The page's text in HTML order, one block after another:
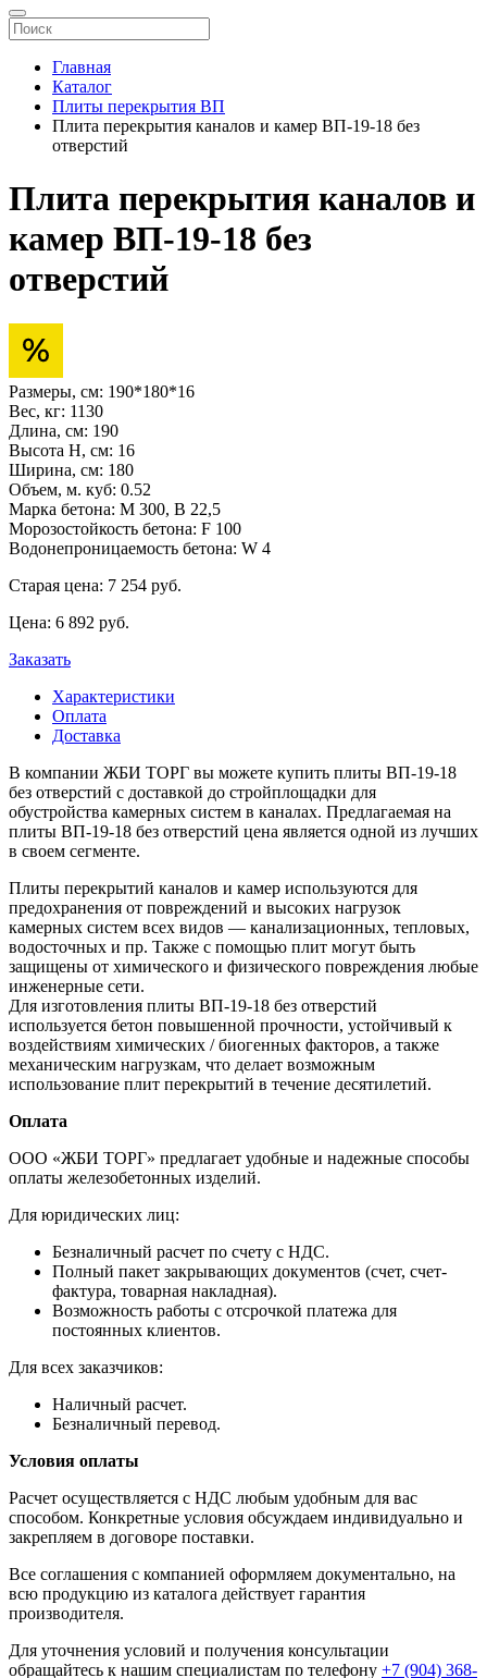
Главная
Каталог
Плиты перекрытия ВП
Плита перекрытия каналов и камер ВП-19-18 без
отверстий
Плита перекрытия каналов и
камер ВП-19-18 без
отверстий
Размеры, см: 190*180*16
Вес, кг: 1130
Длина, см: 190
Высота H, см: 16
Ширина, см: 180
Объем, м. куб: 0.52
Марка бетона: М 300, В 22,5
Морозостойкость бетона: F 100
Водонепроницаемость бетона: W 4
Старая цена: 7 254 pуб.
Цена: 6 892 pуб.
Заказать
Характеристики
Оплата
Доставка
В компании ЖБИ ТОРГ вы можете купить плиты ВП-19-18
без отверстий с доставкой до стройплощадки для
обустройства камерных систем в каналах. Предлагаемая на
плиты ВП-19-18 без отверстий цена является одной из лучших
в своем сегменте.
Плиты перекрытий каналов и камер используются для
предохранения от повреждений и высоких нагрузок
камерных систем всех видов — канализационных, тепловых,
водосточных и пр. Также с помощью плит могут быть
защищены от химического и физического повреждения любые
инженерные сети.
Для изготовления плиты ВП-19-18 без отверстий
используется бетон повышенной прочности, устойчивый к
воздействиям химических / биогенных факторов, а также
механическим нагрузкам, что делает возможным
использование плит перекрытий в течение десятилетий.
Оплата
ООО «ЖБИ ТОРГ» предлагает удобные и надежные способы
оплаты железобетонных изделий.
Для юридических лиц:
Безналичный расчет по счету с НДС.
Полный пакет закрывающих документов (счет, счет-
фактура, товарная накладная).
Возможность работы с отсрочкой платежа для
постоянных клиентов.
Для всех заказчиков:
Наличный расчет.
Безналичный перевод.
Условия оплаты
Расчет осуществляется с НДС любым удобным для вас
способом. Конкретные условия обсуждаем индивидуально и
закрепляем в договоре поставки.
Все соглашения с компанией оформляем документально, на
всю продукцию из каталога действует гарантия
производителя.
Для уточнения условий и получения консультации
обращайтесь к нашим специалистам по телефону +7 (904) 368-